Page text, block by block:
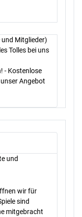
Mitglieder)
Tolles bei uns
- Kostenlose
Angebot
und
wir für
sind
mitgebracht